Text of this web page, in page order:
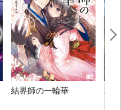
結界師の一輪華
バ